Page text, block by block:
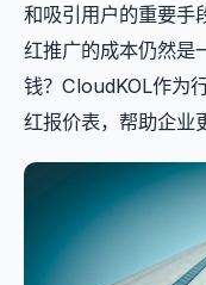
和吸引用户的重要手
红推广的成本仍然是
钱？CloudKOL作为
红报价表，帮助企业